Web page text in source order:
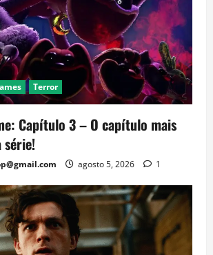
Terror
Capítulo 3 – O capítulo mais
série!
agosto 5, 2026 1